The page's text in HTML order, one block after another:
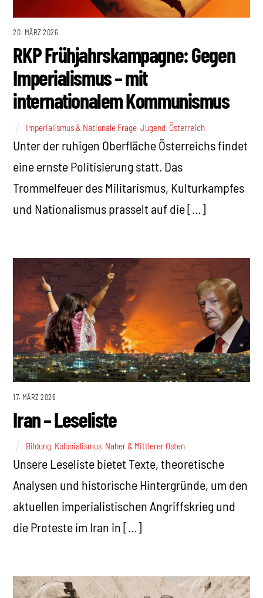
20. MÄRZ 2026
RKP Frühjahrskampagne: Gegen
Imperialismus – mit
internationalem Kommunismus
Imperialismus & Nationale Frage ,Jugend Österreich
Unter der ruhigen Oberfläche Österreichs findet
eine ernste Politisierung statt. Das
Trommelfeuer des Militarismus, Kulturkampfes
und Nationalismus prasselt auf die […]
17. MÄRZ 2026
Iran – Leseliste
Bildung Kolonialismus Naher & Mittlerer Osten
Unsere Leseliste bietet Texte, theoretische
Analysen und historische Hintergründe, um den
aktuellen imperialistischen Angriffskrieg und
die Proteste im Iran in […]